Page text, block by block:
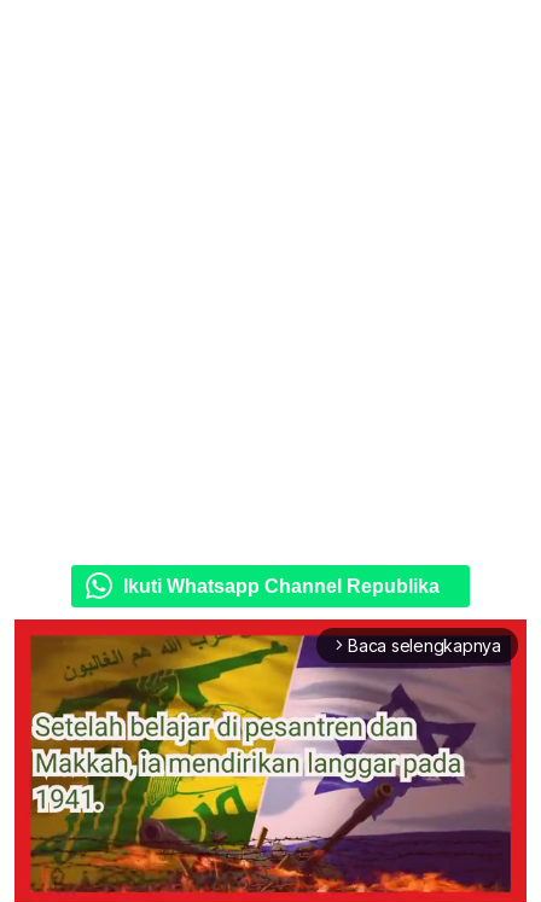
Ikuti Whatsapp Channel Republika
arrow_forward_ios Baca selengkapnya